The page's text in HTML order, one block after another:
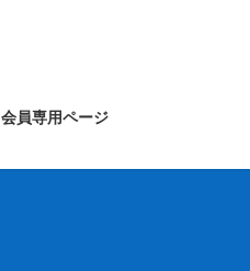
会員専用ページ